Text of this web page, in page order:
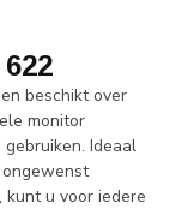
beschikt over
monitor
Ideaal
u voor iedere